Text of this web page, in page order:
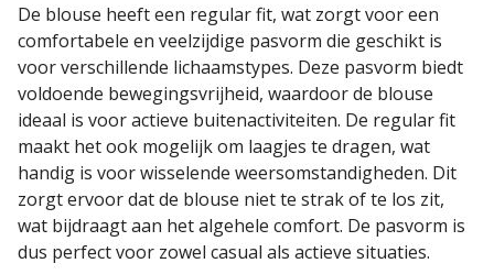
De blouse heeft een regular fit, wat zorgt voor een
comfortabele en veelzijdige pasvorm die geschikt is
voor verschillende lichaamstypes. Deze pasvorm biedt
voldoende bewegingsvrijheid, waardoor de blouse
ideaal is voor actieve buitenactiviteiten. De regular fit
maakt het ook mogelijk om laagjes te dragen, wat
handig is voor wisselende weersomstandigheden. Dit
zorgt ervoor dat de blouse niet te strak of te los zit,
wat bijdraagt aan het algehele comfort. De pasvorm is
dus perfect voor zowel casual als actieve situaties.